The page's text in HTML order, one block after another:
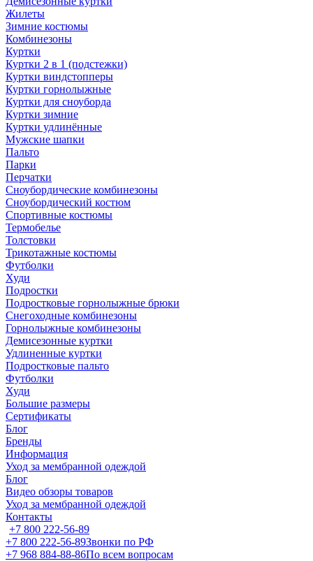
Жилеты
Зимние костюмы
Комбинезоны
Куртки
Куртки 2 в 1 (подстежки)
Куртки виндстопперы
Куртки горнолыжные
Куртки для сноуборда
Куртки зимние
Куртки удлинённые
Мужские шапки
Пальто
Парки
Перчатки
Сноубордические комбинезоны
Сноубордический костюм
Спортивные костюмы
Термобелье
Толстовки
Трикотажные костюмы
Футболки
Худи
Подростки
Подростковые горнолыжные брюки
Снегоходные комбинезоны
Горнолыжные комбинезоны
Демисезонные куртки
Удлиненные куртки
Подростковые пальто
Футболки
Худи
Большие размеры
Сертификаты
Блог
Бренды
Информация
Уход за мембранной одеждой
Блог
Видео обзоры товаров
Уход за мембранной одеждой
Контакты
+7 800 222-56-89
+7 800 222-56-89Звонки по РФ
+7 968 884-88-86По всем вопросам